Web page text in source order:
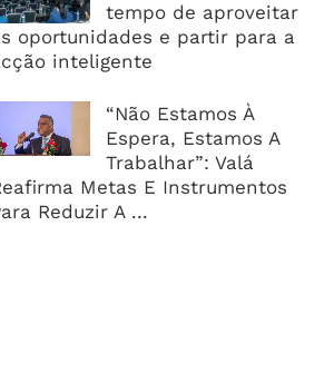
tempo de aproveitar
oportunidades e partir para a
inteligente
“Não Estamos À
Espera, Estamos A
Trabalhar”: Valá
Metas E Instrumentos
Reduzir A ...
Arranca Com 4 Milhões De
Para Criar Novas Soluções De
De Desenvolvimento Pode
Capital, Mas Governação
O Resultado